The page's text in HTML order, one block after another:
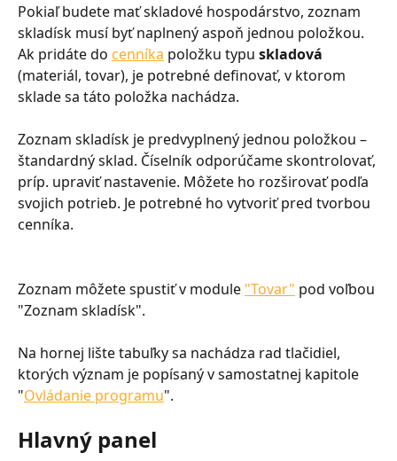
Pokiaľ budete mať skladové hospodárstvo, zoznam
skladísk musí byť naplnený aspoň jednou položkou.
Ak pridáte do cenníka položku typu skladová
(materiál, tovar), je potrebné definovať, v ktorom
sklade sa táto položka nachádza.
Zoznam skladísk je predvyplnený jednou položkou –
štandardný sklad. Číselník odporúčame skontrolovať,
príp. upraviť nastavenie. Môžete ho rozširovať podľa
svojich potrieb. Je potrebné ho vytvoriť pred tvorbou
cenníka.
Zoznam môžete spustiť v module "Tovar" pod voľbou
"Zoznam skladísk".
Na hornej lište tabuľky sa nachádza rad tlačidiel,
ktorých význam je popísaný v samostatnej kapitole
"Ovládanie programu".
Hlavný panel